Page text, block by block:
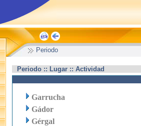
Periodo
Periodo :: Lugar :: Actividad
Garrucha
Gádor
Gérgal